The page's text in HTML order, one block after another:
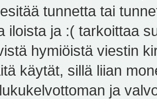
tunnetta tai
iloista ja :( tarkoittaa
hymiöistä viestin
käytät, sillä liian
ja